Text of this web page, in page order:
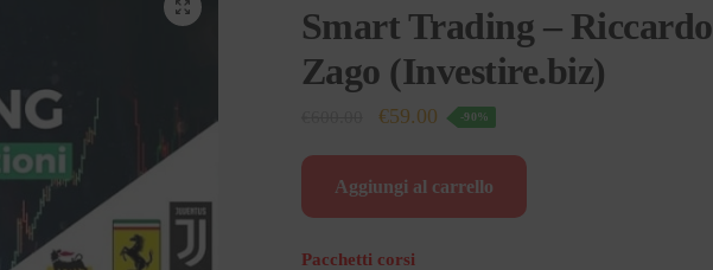
🔍
Smart Trading – Riccardo
Zago (Investire.biz)
Il
originale
era:
€600.00.
€59.00Il
attuale
è:
-90%
Aggiungi al carrello
Pacchetti corsi